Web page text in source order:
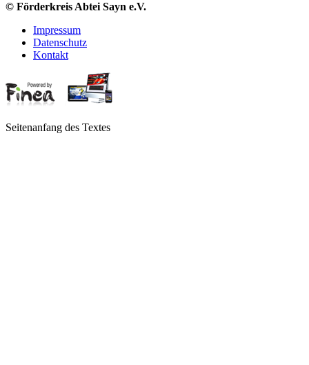
© Förderkreis Abtei Sayn e.V.
Impressum
Datenschutz
Kontakt
Seitenanfang des Textes